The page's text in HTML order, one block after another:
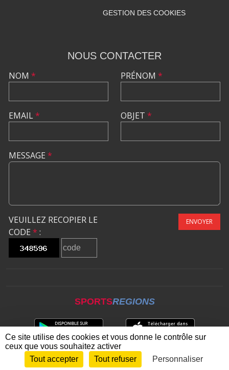
GESTION DES COOKIES
NOUS CONTACTER
NOM *
EMAIL*
PRÉNOM *
OBJET *
MESSAGE *
VEUILLEZ RECOPIER LE
CODE * :
ENVOYER
SPORTSREGIONS
Envie de participer ? CONNEXION
Ce site utilise des cookies et vous donne le contrôle sur
ceux que vous souhaitez activer
Tout accepter
Tout refuser Personnaliser